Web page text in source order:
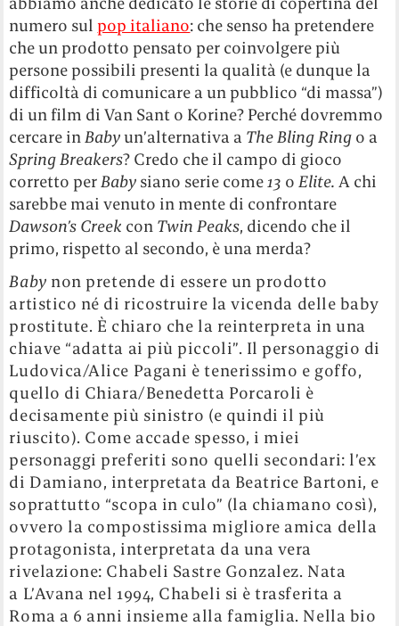
numero sulpop italiano: che senso ha pretendere
che un prodotto pensato per coinvolgere più
persone possibili presenti la qualità (e dunque la
difficoltà di comunicare a un pubblico “di massa”)
di un film di Van Sant o Korine? Perché dovremmo
cercare inBabyun’alternativa a The Bling Ring o a
Spring Breakers? Credo che il campo di gioco
corretto perBaby siano serie come13 oElite.A chi
sarebbe mai venuto in mente di confrontare
Dawson’s Creek con Twin Peaks, dicendo che il
primo, rispetto al secondo, è una merda?
Baby non pretende di essere un prodotto
artistico né di ricostruire la vicenda delle baby
prostitute. È chiaro che la reinterpreta in una
chiave “adatta ai più piccoli”. Il personaggio di
Ludovica/Alice Pagani è tenerissimo e goffo,
quello di Chiara/Benedetta Porcaroli è
decisamente più sinistro (e quindi il più
riuscito). Come accade spesso, i miei
personaggi preferiti sono quelli secondari: l’ex
di Damiano, interpretata da Beatrice Bartoni, e
soprattutto “scopa in culo” (la chiamano così),
ovvero la compostissima migliore amica della
protagonista, interpretata da una vera
rivelazione: Chabeli Sastre Gonzalez. Nata
a L’Avana nel 1994, Chabeli si è trasferita a
Roma a 6 anni insieme alla famiglia. Nella bio